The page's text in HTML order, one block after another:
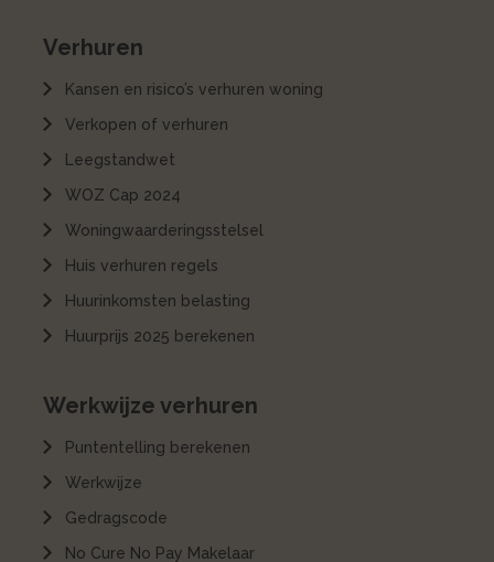
Verhuren
Kansen en risico’s verhuren woning
Verkopen of verhuren
Leegstandwet
WOZ Cap 2024
Woningwaarderingsstelsel
Huis verhuren regels
Huurinkomsten belasting
Huurprijs 2025 berekenen
Werkwijze verhuren
Puntentelling berekenen
Werkwijze
Gedragscode
No Cure No Pay Makelaar